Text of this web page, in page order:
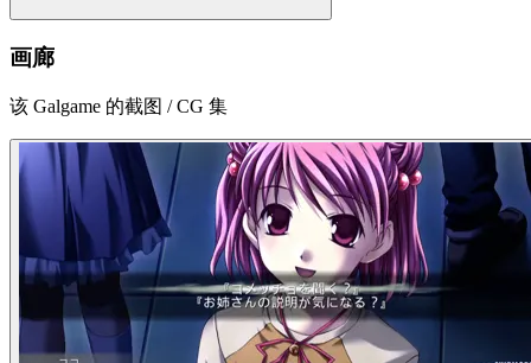
画廊
该 Galgame 的截图 / CG 集